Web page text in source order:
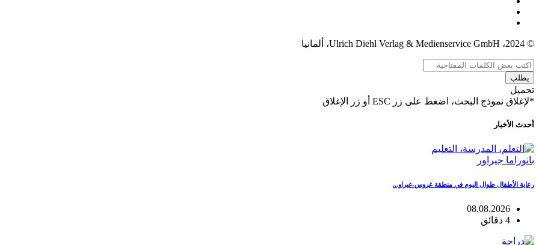
© 2024، Ulrich Diehl Verlag & Medienservice GmbH، ألمانيا
يطلب
تحميل
*لإغلاق نموذج البحث، اضغط على زر ESC أو زر الإغلاق
أحدث الأخبار
بانوراما جيراور
رعاية الأطفال طوال اليوم في منطقة غروس-غيراو...
08.08.2026
4 دقائق